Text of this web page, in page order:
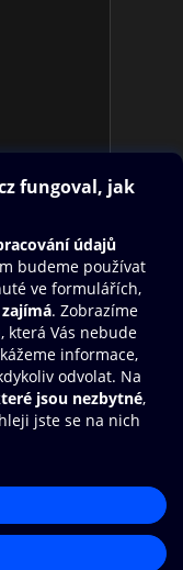
Knihovna
své e-knihy a